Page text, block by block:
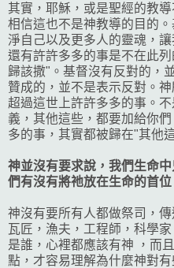
其實，耶穌，或是聖經的教
相信這也不是神教導的目的
淨自己以及更多人的靈魂，
還有許許多多的事是不在此
歸該撒"。基督沒有反對的，
贊成的，並不是表示反對。
超過這世上許許多多的事。
義，其他這些，都要加給你
多的事，其實都被歸在"其他
神並沒有要求說，我們生命
們有沒有將祂放在生命的首位
神沒有要所有人都做祭司，
瓦匠，漁夫，工程師，科學
是誰，心裡都應該有神 ，而
點，才容易理解為什麼神對